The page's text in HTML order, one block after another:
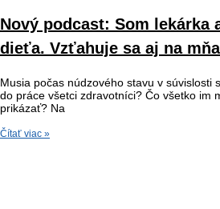
Nový podcast: Som lekárka
dieťa. Vzťahuje sa aj na
Musia počas núdzového stavu v súvislosti
do práce všetci zdravotníci? Čo všetko im
prikázať? Na
Čítať viac »